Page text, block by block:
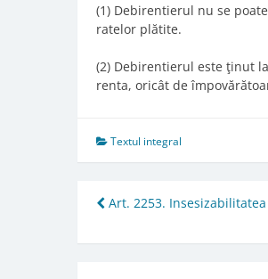
(1) Debirentierul nu se
ratelor plătite.
(2) Debirentierul este ţinut
renta, oricât de
Textul integral
Post
navigation
Art. 2253.